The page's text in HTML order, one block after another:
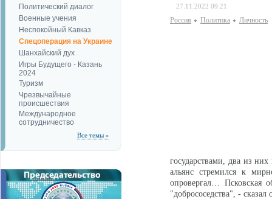
Политический диалог
Военные учения
Неспокойный Кавказ
Спецоперация на Украине
Шанхайский дух
Игры Будущего - Казань
2024
Туризм
Чрезвычайные
происшествия
Международное
сотрудничество
Все темы »
27.11.2022 09:21
Россия Политика Личность
государствами, два из
альянс стремился к
опровергал… Псковская
"добрососедства", - сказал